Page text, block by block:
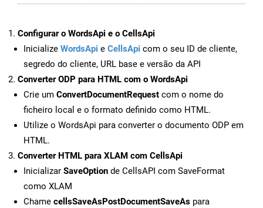
Configurar o WordsApi e o CellsApi
Inicialize WordsApi e CellsApi com o seu ID de cliente,
segredo do cliente, URL base e versão da API
Converter ODP para HTML com o WordsApi
Crie um ConvertDocumentRequest com o nome do
ficheiro local e o formato definido como HTML.
Utilize o WordsApi para converter o documento ODP em
HTML.
Converter HTML para XLAM com CellsApi
Inicializar SaveOption de CellsAPI com SaveFormat
como XLAM
Chame cellsSaveAsPostDocumentSaveAs para